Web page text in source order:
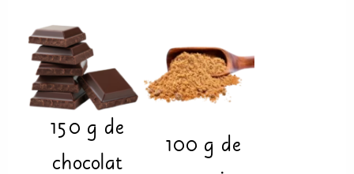
150 g de
chocolat
100 g de